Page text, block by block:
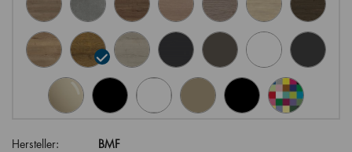
Hersteller:
BMF